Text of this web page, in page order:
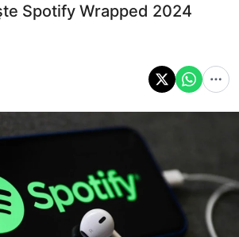
Spotify Wrapped 2024